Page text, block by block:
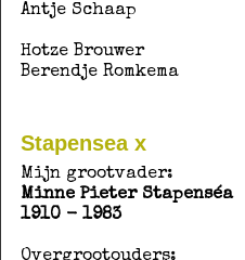
Antje Schaap
Hotze Brouwer
Berendje Romkema
Stapensea x
Mijn grootvader:
Minne Pieter Stapenséa
1910 - 1983
Overgrootouders: